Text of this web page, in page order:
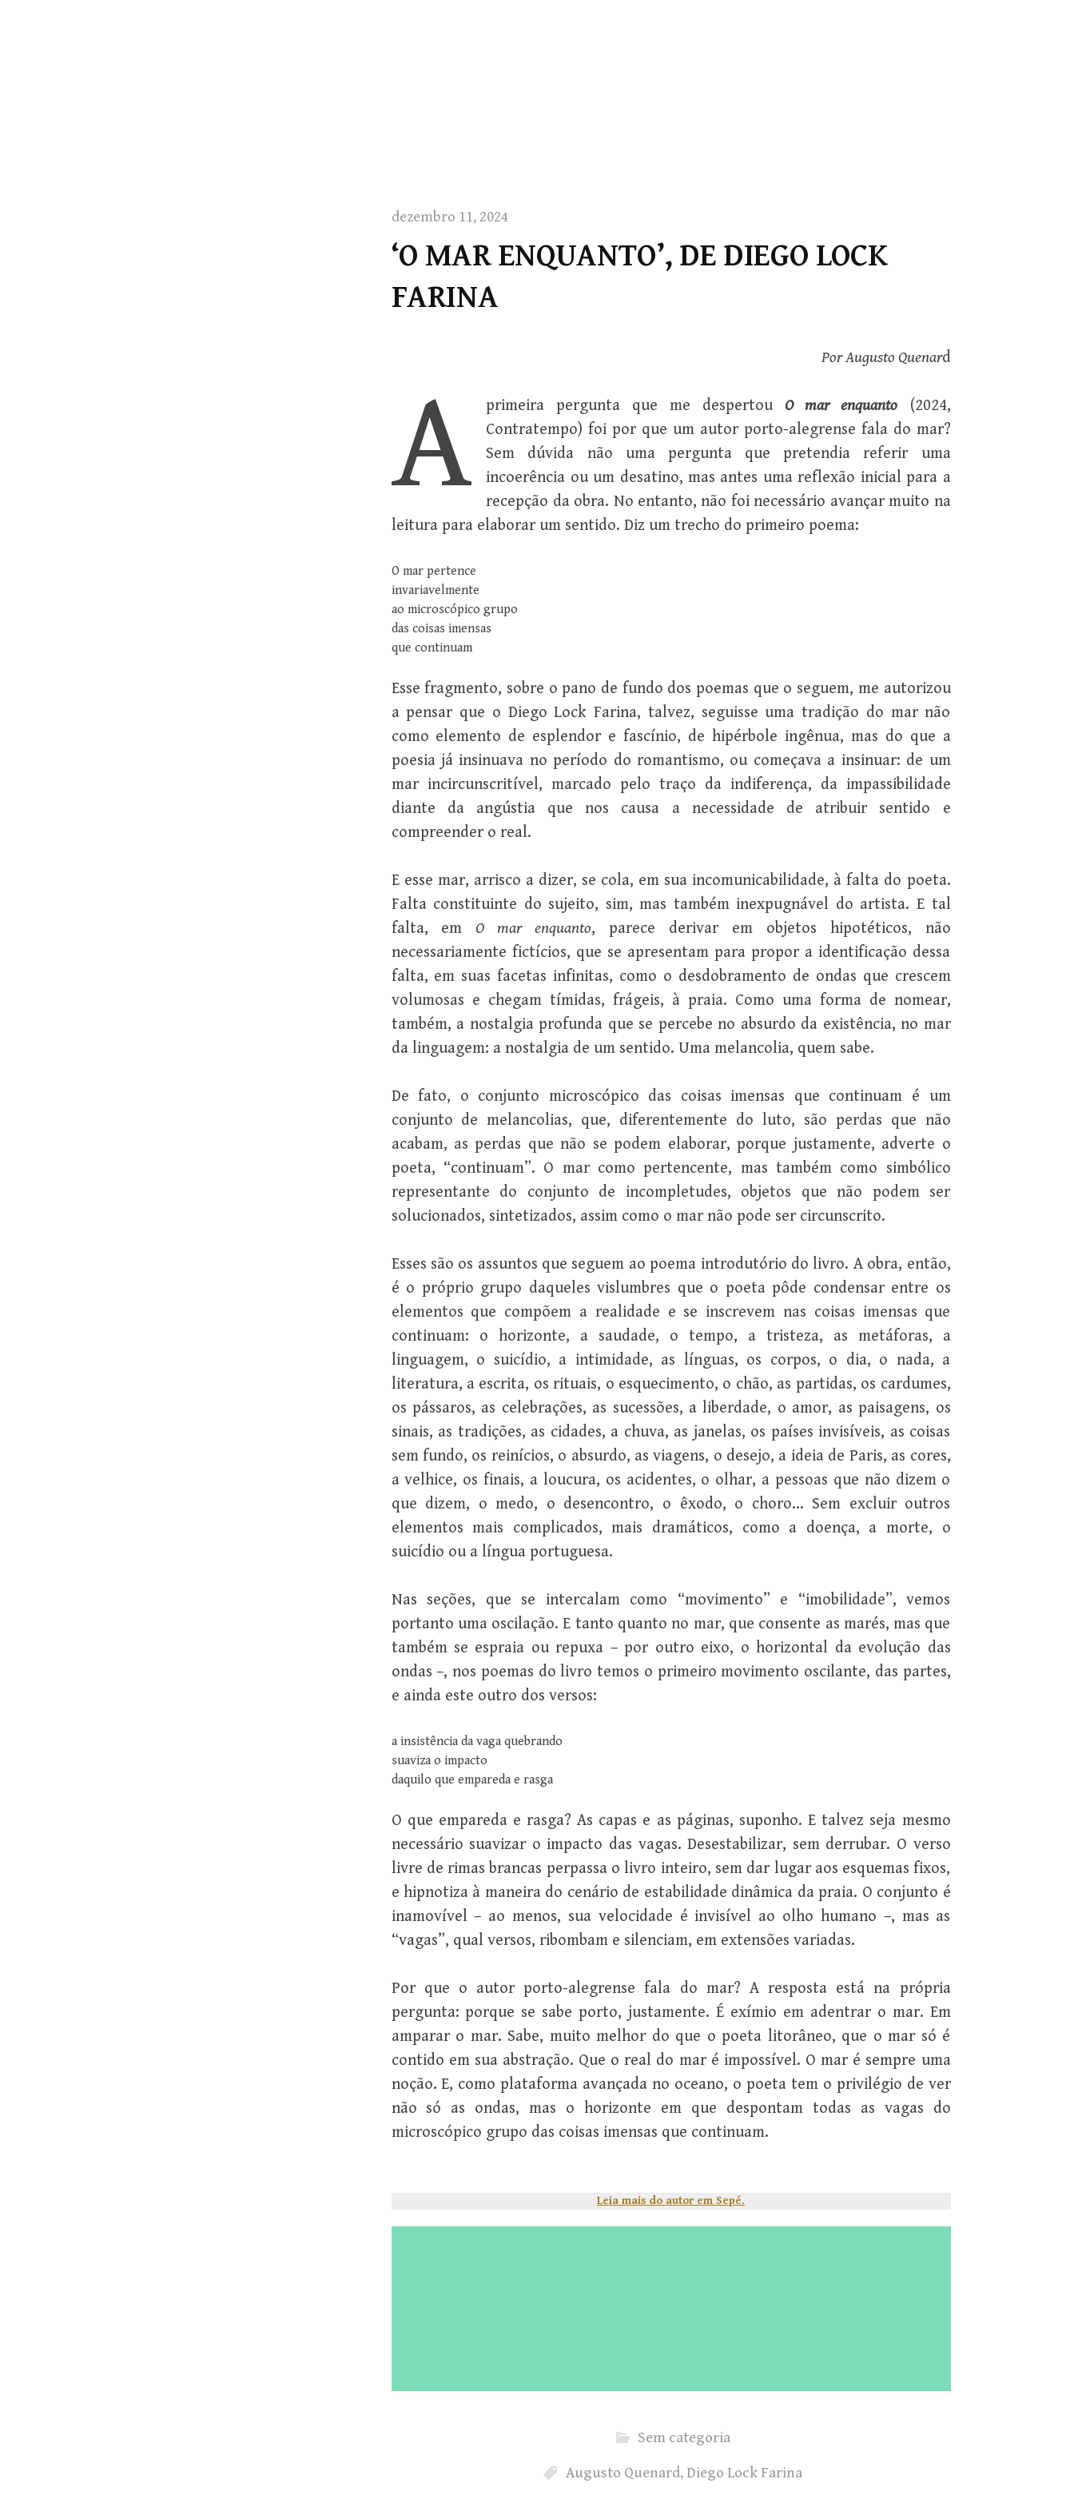
dezembro 11, 2024
‘O MAR ENQUANTO’, DE DIEGO LOCK
FARINA
Por Augusto Quenard
A primeira pergunta que me despertouO mar enquanto
(2024,
Contratempo) foi por que um autor porto-alegrense fala do mar?
Sem dúvida não uma pergunta que pretendia referir uma
incoerência ou um desatino, mas antes uma reflexão inicial para a
recepção da obra. No entanto, não foi necessário avançar muito na
leitura para elaborar um sentido. Diz um trecho do primeiro poema:
O mar pertence
invariavelmente
ao microscópico grupo
das coisas imensas
que continuam
Esse fragmento, sobre o pano de fundo dos poemas que o seguem, me autorizou
a pensar que o Diego Lock Farina, talvez, seguisse uma tradição do mar não
como elemento de esplendor e fascínio, de hipérbole ingênua, mas do que a
poesia já insinuava no período do romantismo, ou começava a insinuar: de um
mar incircunscritível, marcado pelo traço da indiferença, da impassibilidade
diante da angústia que nos causa a necessidade de atribuir sentido e
compreender o real.
E esse mar, arrisco a dizer, se cola, em sua incomunicabilidade, à falta do poeta.
Falta constituinte do sujeito, sim, mas também inexpugnável do artista. E tal
falta, emO mar enquanto, parece derivar em objetos hipotéticos, não
necessariamente fictícios, que se apresentam para propor a identificação dessa
falta, em suas facetas infinitas, como o desdobramento de ondas que crescem
volumosas e chegam tímidas, frágeis, à praia. Como uma forma de nomear,
também, a nostalgia profunda que se percebe no absurdo da existência, no mar
da linguagem: a nostalgia de um sentido. Uma melancolia, quem sabe.
De fato, o conjunto microscópico das coisas imensas que continuam é um
conjunto de melancolias, que, diferentemente do luto, são perdas que não
acabam, as perdas que não se podem elaborar, porque justamente, adverte o
poeta, “continuam”. O mar como pertencente, mas também como simbólico
representante do conjunto de incompletudes, objetos que não podem ser
solucionados, sintetizados, assim como o mar não pode ser circunscrito.
Esses são os assuntos que seguem ao poema introdutório do livro. A obra, então,
é o próprio grupo daqueles vislumbres que o poeta pôde condensar entre os
elementos que compõem a realidade e se inscrevem nas coisas imensas que
continuam: o horizonte, a saudade, o tempo, a tristeza, as metáforas, a
linguagem, o suicídio, a intimidade, as línguas, os corpos, o dia, o nada, a
literatura, a escrita, os rituais, o esquecimento, o chão, as partidas, os cardumes,
os pássaros, as celebrações, as sucessões, a liberdade, o amor, as paisagens, os
sinais, as tradições, as cidades, a chuva, as janelas, os países invisíveis, as coisas
sem fundo, os reinícios, o absurdo, as viagens, o desejo, a ideia de Paris, as cores,
a velhice, os finais, a loucura, os acidentes, o olhar, a pessoas que não dizem o
que dizem, o medo, o desencontro, o êxodo, o choro… Sem excluir outros
elementos mais complicados, mais dramáticos, como a doença, a morte, o
suicídio ou a língua portuguesa.
Nas seções, que se intercalam como “movimento” e “imobilidade”, vemos
portanto uma oscilação. E tanto quanto no mar, que consente as marés, mas que
também se espraia ou repuxa – por outro eixo, o horizontal da evolução das
ondas –, nos poemas do livro temos o primeiro movimento oscilante, das partes,
e ainda este outro dos versos:
a insistência da vaga quebrando
suaviza o impacto
daquilo que empareda e rasga
O que empareda e rasga? As capas e as páginas, suponho. E talvez seja mesmo
necessário suavizar o impacto das vagas. Desestabilizar, sem derrubar. O verso
livre de rimas brancas perpassa o livro inteiro, sem dar lugar aos esquemas fixos,
e hipnotiza à maneira do cenário de estabilidade dinâmica da praia. O conjunto é
inamovível – ao menos, sua velocidade é invisível ao olho humano –, mas as
“vagas”, qual versos, ribombam e silenciam, em extensões variadas.
Por que o autor porto-alegrense fala do mar? A resposta está na própria
pergunta: porque se sabe porto, justamente. É exímio em adentrar o mar. Em
amparar o mar. Sabe, muito melhor do que o poeta litorâneo, que o mar só é
contido em sua abstração. Que o real do mar é impossível. O mar é sempre uma
noção. E, como plataforma avançada no oceano, o poeta tem o privilégio de ver
não só as ondas, mas o horizonte em que despontam todas as vagas do
microscópico grupo das coisas imensas que continuam.
Leia mais do autor em Sepé.
Sem categoria
Augusto Quenard, Diego Lock Farina